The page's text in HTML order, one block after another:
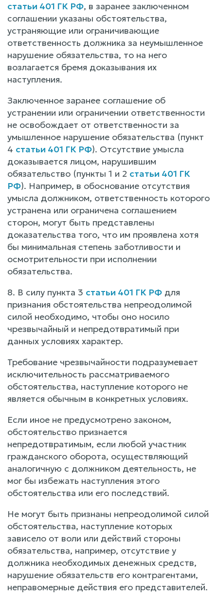
статьи 401 ГК РФ, в заранее заключенном
соглашении указаны обстоятельства,
устраняющие или ограничивающие
ответственность должника за неумышленное
нарушение обязательства, то на него
возлагается бремя доказывания их
наступления.
Заключенное заранее соглашение об
устранении или ограничении ответственности
не освобождает от ответственности за
умышленное нарушение обязательства (пункт
4 статьи 401 ГК РФ). Отсутствие умысла
доказывается лицом, нарушившим
обязательство (пункты 1 и 2 статьи 401 ГК
РФ). Например, в обоснование отсутствия
умысла должником, ответственность которого
устранена или ограничена соглашением
сторон, могут быть представлены
доказательства того, что им проявлена хотя
бы минимальная степень заботливости и
осмотрительности при исполнении
обязательства.
8. В силу пункта 3 статьи 401 ГК РФ для
признания обстоятельства непреодолимой
силой необходимо, чтобы оно носило
чрезвычайный и непредотвратимый при
данных условиях характер.
Требование чрезвычайности подразумевает
исключительность рассматриваемого
обстоятельства, наступление которого не
является обычным в конкретных условиях.
Если иное не предусмотрено законом,
обстоятельство признается
непредотвратимым, если любой участник
гражданского оборота, осуществляющий
аналогичную с должником деятельность, не
мог бы избежать наступления этого
обстоятельства или его последствий.
Не могут быть признаны непреодолимой силой
обстоятельства, наступление которых
зависело от воли или действий стороны
обязательства, например, отсутствие у
должника необходимых денежных средств,
нарушение обязательств его контрагентами,
неправомерные действия его представителей.